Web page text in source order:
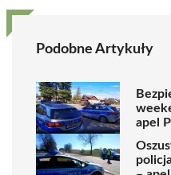
Podobne Artykuły
apel